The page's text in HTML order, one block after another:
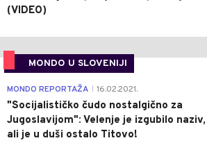
(VIDEO)
MONDO U SLOVENIJI
MONDO REPORTAŽA 16.02.2021.
"Socijalističko čudo nostalgično za
Jugoslavijom": Velenje je izgubilo naziv,
ali je u duši ostalo Titovo!